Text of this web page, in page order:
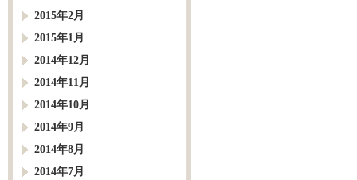
2015年2月
2015年1月
2014年12月
2014年11月
2014年10月
2014年9月
2014年8月
2014年7月